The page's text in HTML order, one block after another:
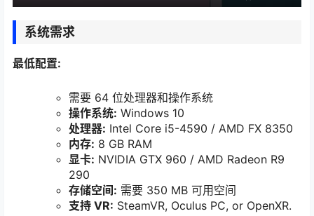
系统需求
最低配置:
需要 64 位处理器和操作系统
操作系统: Windows 10
处理器: Intel Core i5-4590 / AMD FX 8350
内存: 8 GB RAM
显卡: NVIDIA GTX 960 / AMD Radeon R9
290
存储空间: 需要 350 MB 可用空间
支持 VR: SteamVR, Oculus PC, or OpenXR.